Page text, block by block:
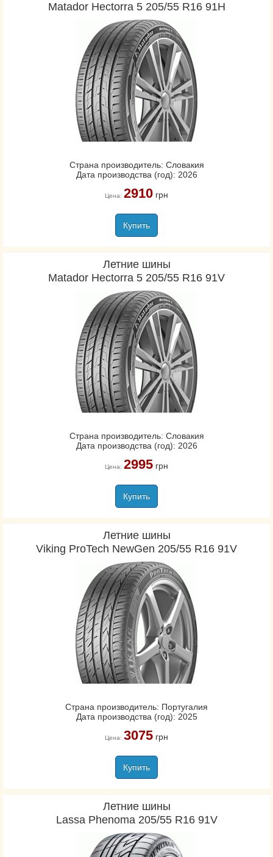
Matador Hectorra 5 205/55 R16 91H
Страна производитель: Словакия
Дата производства (год): 2026
Цена: 2910грн
Купить
Летние шины
Matador Hectorra 5 205/55 R16 91V
Страна производитель: Словакия
Дата производства (год): 2026
Цена: 2995грн
Купить
Летние шины
Viking ProTech NewGen 205/55 R16 91V
Страна производитель: Португалия
Дата производства (год): 2025
Цена: 3075грн
Купить
Летние шины
Lassa Phenoma 205/55 R16 91V